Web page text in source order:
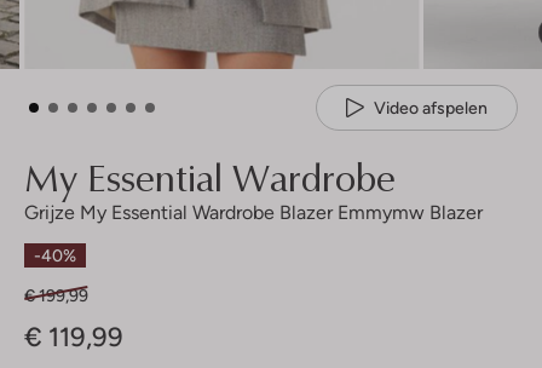
Video afspelen
My Essential Wardrobe
Grijze My Essential Wardrobe Blazer Emmymw Blazer
-40%
€ 199,99
€ 119,99